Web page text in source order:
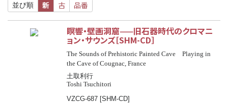
並び順 新 古 品番
瞑響・壁画洞窟——旧石器時代のクロマニ
ョン・サウンズ［SHM-CD］
The Sounds of Prehistoric Painted Cave Playing in
the Cave of Cougnac, France
土取利行
Toshi Tsuchitori
VZCG-687 [SHM-CD]